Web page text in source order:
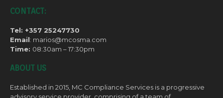
CONTACT:
Tel: +357 25247730
Email: marios@mcosma.com
Time: 08:30am – 17:30pm
ABOUT US
Established in 2015, MC Compliance Services is a progressive